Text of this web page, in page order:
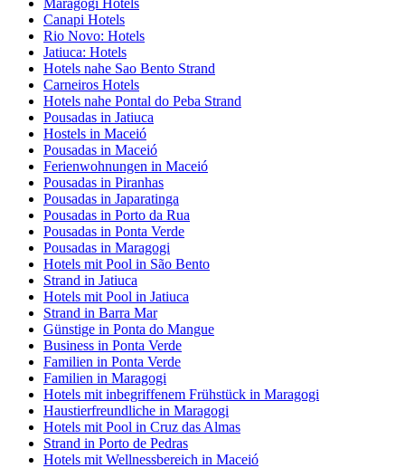
Maragogi Hotels
Canapi Hotels
Rio Novo: Hotels
Jatiuca: Hotels
Hotels nahe Sao Bento Strand
Carneiros Hotels
Hotels nahe Pontal do Peba Strand
Pousadas in Jatiuca
Hostels in Maceió
Pousadas in Maceió
Ferienwohnungen in Maceió
Pousadas in Piranhas
Pousadas in Japaratinga
Pousadas in Porto da Rua
Pousadas in Ponta Verde
Pousadas in Maragogi
Hotels mit Pool in São Bento
Strand in Jatiuca
Hotels mit Pool in Jatiuca
Strand in Barra Mar
Günstige in Ponta do Mangue
Business in Ponta Verde
Familien in Ponta Verde
Familien in Maragogi
Hotels mit inbegriffenem Frühstück in Maragogi
Haustierfreundliche in Maragogi
Hotels mit Pool in Cruz das Almas
Strand in Porto de Pedras
Hotels mit Wellnessbereich in Maceió